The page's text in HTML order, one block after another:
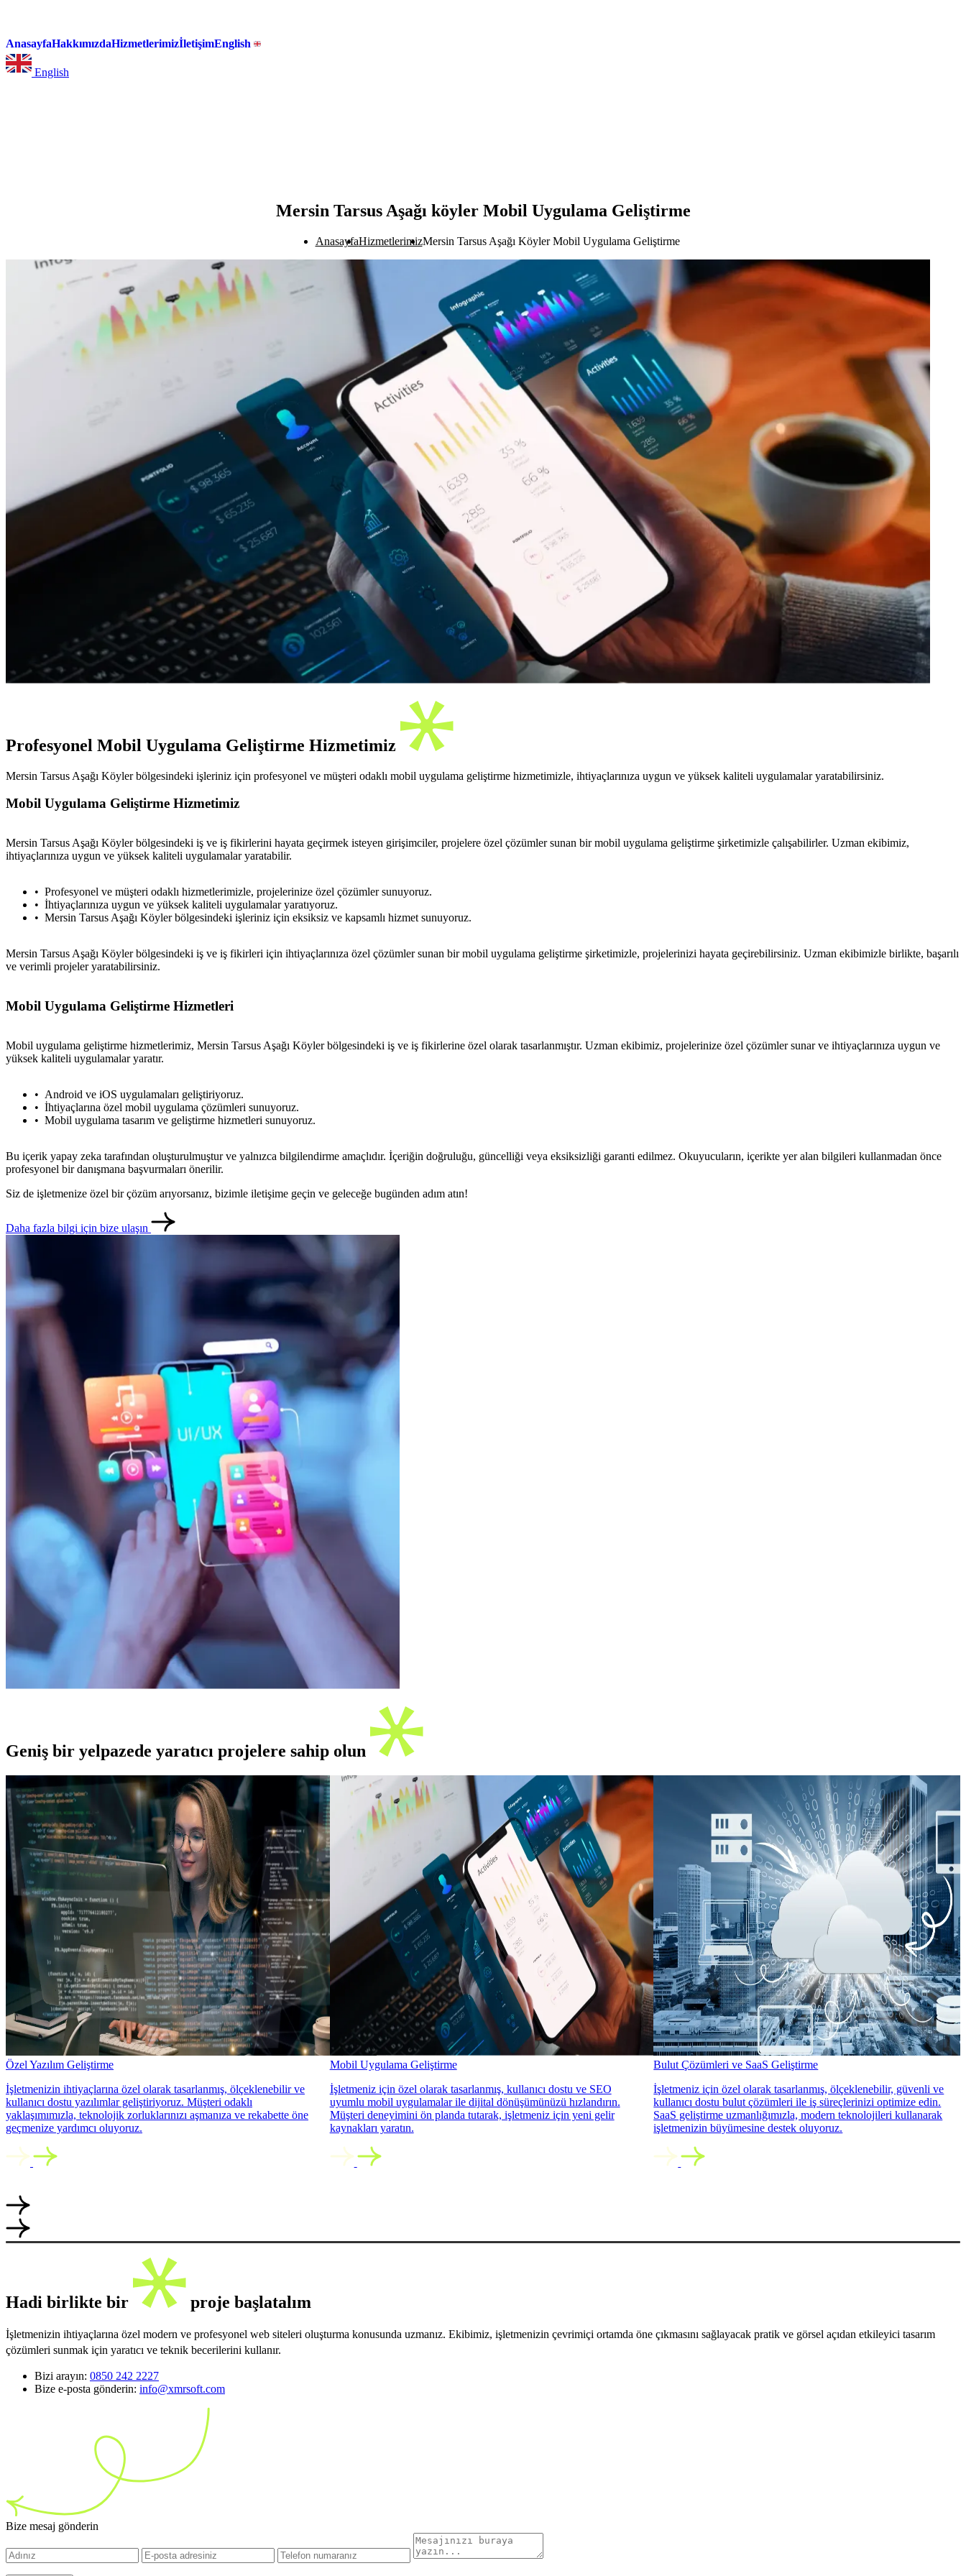
AnasayfaHakkımızdaHizmetlerimizİletişimEnglish
English
Mersin Tarsus Aşağı köyler Mobil Uygulama Geliştirme
AnasayfaHizmetlerimizMersin Tarsus Aşağı Köyler Mobil Uygulama Geliştirme
Profesyonel Mobil Uygulama Geliştirme Hizmetimiz
Mersin Tarsus Aşağı Köyler bölgesindeki işleriniz için profesyonel ve müşteri odaklı mobil uygulama geliştirme hizmetimizle, ihtiyaçlarınıza uygun ve yüksek kaliteli uygulamalar yaratabilirsiniz.
Mobil Uygulama Geliştirme Hizmetimiz
Mersin Tarsus Aşağı Köyler bölgesindeki iş ve iş fikirlerini hayata geçirmek isteyen girişimciler, projelere özel çözümler sunan bir mobil uygulama geliştirme şirketimizle çalışabilirler. Uzman ekibimiz,
ihtiyaçlarınıza uygun ve yüksek kaliteli uygulamalar yaratabilir.
Profesyonel ve müşteri odaklı hizmetlerimizle, projelerinize özel çözümler sunuyoruz.
İhtiyaçlarınıza uygun ve yüksek kaliteli uygulamalar yaratıyoruz.
Mersin Tarsus Aşağı Köyler bölgesindeki işleriniz için eksiksiz ve kapsamlı hizmet sunuyoruz.
Mersin Tarsus Aşağı Köyler bölgesindeki iş ve iş fikirleri için ihtiyaçlarınıza özel çözümler sunan bir mobil uygulama geliştirme şirketimizle, projelerinizi hayata geçirebilirsiniz. Uzman ekibimizle birlikte, başarılı
ve verimli projeler yaratabilirsiniz.
Mobil Uygulama Geliştirme Hizmetleri
Mobil uygulama geliştirme hizmetlerimiz, Mersin Tarsus Aşağı Köyler bölgesindeki iş ve iş fikirlerine özel olarak tasarlanmıştır. Uzman ekibimiz, projelerinize özel çözümler sunar ve ihtiyaçlarınıza uygun ve
yüksek kaliteli uygulamalar yaratır.
Android ve iOS uygulamaları geliştiriyoruz.
İhtiyaçlarına özel mobil uygulama çözümleri sunuyoruz.
Mobil uygulama tasarım ve geliştirme hizmetleri sunuyoruz.
Bu içerik yapay zeka tarafından oluşturulmuştur ve yalnızca bilgilendirme amaçlıdır. İçeriğin doğruluğu, güncelliği veya eksiksizliği garanti edilmez. Okuyucuların, içerikte yer alan bilgileri kullanmadan önce
profesyonel bir danışmana başvurmaları önerilir.
Siz de işletmenize özel bir çözüm arıyorsanız, bizimle iletişime geçin ve geleceğe bugünden adım atın!
Daha fazla bilgi için bize ulaşın
Geniş bir yelpazede yaratıcı projelere sahip olun
Özel Yazılım Geliştirme
İşletmenizin ihtiyaçlarına özel olarak tasarlanmış, ölçeklenebilir ve
kullanıcı dostu yazılımlar geliştiriyoruz. Müşteri odaklı
yaklaşımımızla, teknolojik zorluklarınızı aşmanıza ve rekabette öne
geçmenize yardımcı oluyoruz.
Mobil Uygulama Geliştirme
İşletmeniz için özel olarak tasarlanmış, kullanıcı dostu ve SEO
uyumlu mobil uygulamalar ile dijital dönüşümünüzü hızlandırın.
Müşteri deneyimini ön planda tutarak, işletmeniz için yeni gelir
kaynakları yaratın.
Bulut Çözümleri ve SaaS Geliştirme
İşletmeniz için özel olarak tasarlanmış, ölçeklenebilir, güvenli ve
kullanıcı dostu bulut çözümleri ile iş süreçlerinizi optimize edin.
SaaS geliştirme uzmanlığımızla, modern teknolojileri kullanarak
işletmenizin büyümesine destek oluyoruz.
Hadi birlikte bir proje başlatalım
İşletmenizin ihtiyaçlarına özel modern ve profesyonel web siteleri oluşturma konusunda uzmanız. Ekibimiz, işletmenizin çevrimiçi ortamda öne çıkmasını sağlayacak pratik ve görsel açıdan etkileyici tasarım
çözümleri sunmak için yaratıcı ve teknik becerilerini kullanır.
Bizi arayın: 0850 242 2227
Bize e-posta gönderin: info@xmrsoft.com
Bize mesaj gönderin